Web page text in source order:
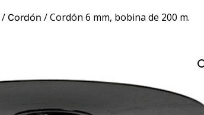
/ Cordón / Cordón 6 mm, bobina de 200 m.